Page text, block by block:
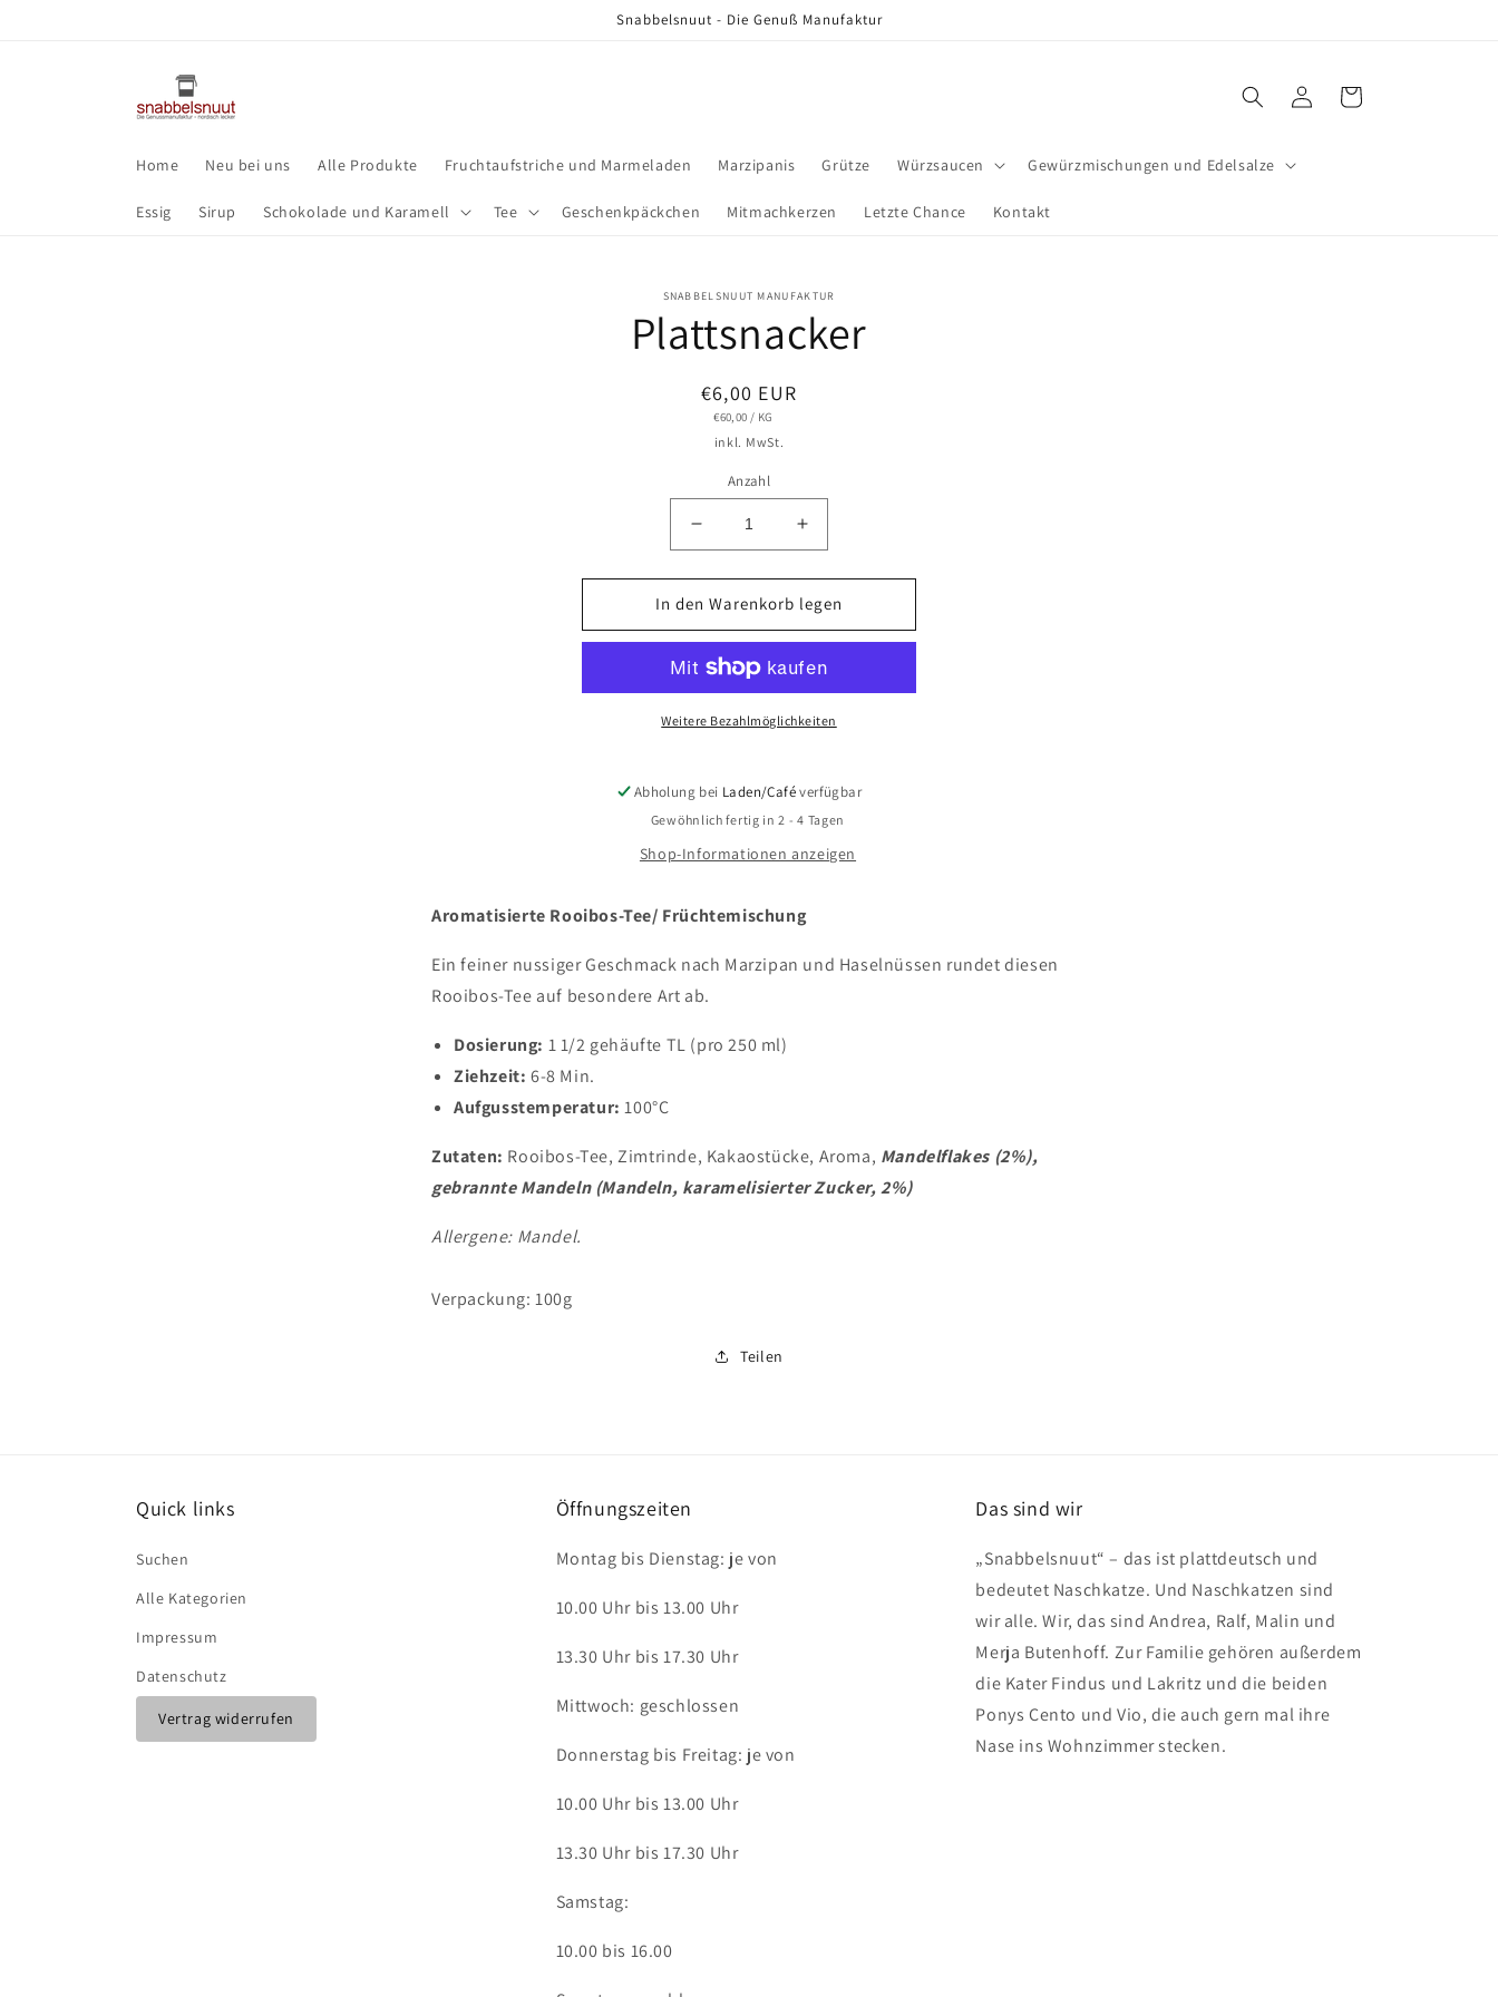
Snabbelsnuut - Die Genuß Manufaktur
Home Neu bei uns Alle Produkte Fruchtaufstriche und Marmeladen Marzipanis Grütze Würzsaucen Gewürzmischungen und Edelsalze
Essig Sirup Schokolade und Karamell Tee Geschenkpäckchen Mitmachkerzen Letzte Chance Kontakt
EinloggenWarenkorb
SNABBELSNUUT MANUFAKTUR
Plattsnacker
Normaler
Preis
€6,00 EUR
GRUNDPREIS
€60,00 / PRO
KG
inkl. MwSt.
Anzahl
Verringere
die
Menge
für
Plattsnacker
Erhöhe
die
Menge
für
Plattsnacker
In den Warenkorb legen
Weitere Bezahlmöglichkeiten
Abholung bei Laden/Caféverfügbar
Gewöhnlich fertig in 2 - 4 Tagen
Shop-Informationen anzeigen
Aromatisierte Rooibos-Tee/ Früchtemischung
Ein feiner nussiger Geschmack nach Marzipan und Haselnüssen rundet diesen
Rooibos-Tee auf besondere Art ab.
Dosierung: 1 1/2 gehäufte TL (pro 250 ml)
Ziehzeit: 6-8 Min.
Aufgusstemperatur: 100°C
Zutaten: Rooibos-Tee, Zimtrinde, Kakaostücke, Aroma, Mandelflakes (2%),
gebrannte Mandeln (Mandeln, karamelisierter Zucker, 2%)
Allergene: Mandel.
Verpackung: 100g
Teilen
Quick links
Suchen
Alle Kategorien
Impressum
Datenschutz
Vertrag widerrufen
Öffnungszeiten
Montag bis Dienstag: je von
10.00 Uhr bis 13.00 Uhr
13.30 Uhr bis 17.30 Uhr
Mittwoch: geschlossen
Donnerstag bis Freitag: je von
10.00 Uhr bis 13.00 Uhr
13.30 Uhr bis 17.30 Uhr
Samstag:
10.00 bis 16.00
Das sind wir
„Snabbelsnuut“ – das ist plattdeutsch und
bedeutet Naschkatze. Und Naschkatzen sind
wir alle. Wir, das sind Andrea, Ralf, Malin und
Merja Butenhoff. Zur Familie gehören außerdem
die Kater Findus und Lakritz und die beiden
Ponys Cento und Vio, die auch gern mal ihre
Nase ins Wohnzimmer stecken.